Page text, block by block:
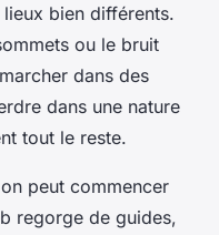
bien différents.
ou le bruit
dans des
dans une nature
tout le reste.
peut commencer
regorge de guides,